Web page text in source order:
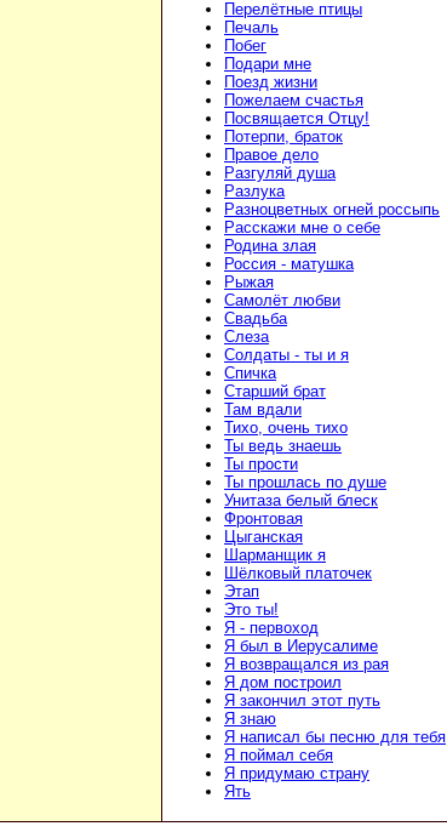
Перелётные птицы
Печаль
Побег
Подари мне
Поезд жизни
Пожелаем счастья
Посвящается Отцу!
Потерпи, браток
Правое дело
Разгуляй душа
Разлука
Разноцветных огней россыпь
Расскажи мне о себе
Родина злая
Россия - матушка
Рыжая
Самолёт любви
Свадьба
Слеза
Солдаты - ты и я
Спичка
Старший брат
Там вдали
Тихо, очень тихо
Ты ведь знаешь
Ты прости
Ты прошлась по душе
Унитаза белый блеск
Фронтовая
Цыганская
Шарманщик я
Шёлковый платочек
Этап
Это ты!
Я - первоход
Я был в Иерусалиме
Я возвращался из рая
Я дом построил
Я закончил этот путь
Я знаю
Я написал бы песню для тебя
Я поймал себя
Я придумаю страну
Ять